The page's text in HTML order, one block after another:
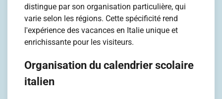
distingue par son organisation particulière, qui
varie selon les régions. Cette spécificité rend
l'expérience des vacances en Italie unique et
enrichissante pour les visiteurs.
Organisation du calendrier scolaire
italien